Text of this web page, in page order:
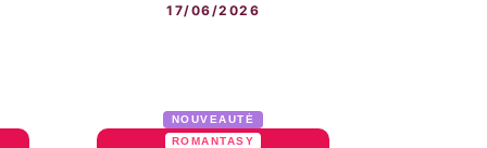
17/06/2026
NOUVEAUTÉ
ROMANTASY